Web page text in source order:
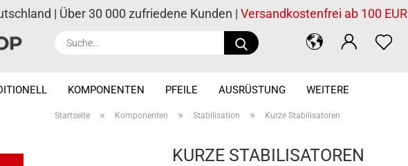
Suche...
| Über 30 000 zufriedene Kunden | Versandkostenfrei ab 100 EUR
KOMPONENTEN PFEILE AUSRÜSTUNG WEITERE
Startseite » Komponenten » Stabilisation » Kurze Stabilisatoren
KURZE STABILISATOREN